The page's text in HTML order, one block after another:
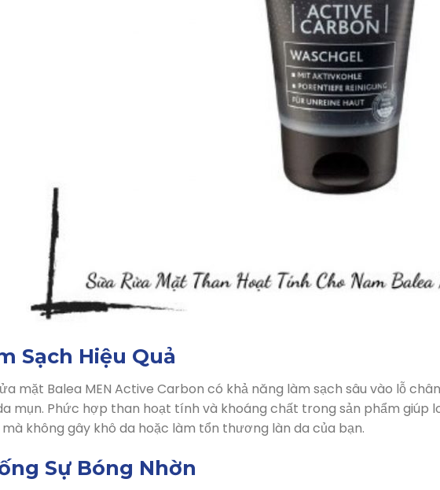
Sạch Hiệu Quả
mặt Balea MEN Active Carbon có khả năng làm sạch sâu vào lỗ
mụn. Phức hợp than hoạt tính và khoáng chất trong sản phẩm giúp
không gây khô da hoặc làm tổn thương làn da của bạn.
Sự Bóng Nhờn